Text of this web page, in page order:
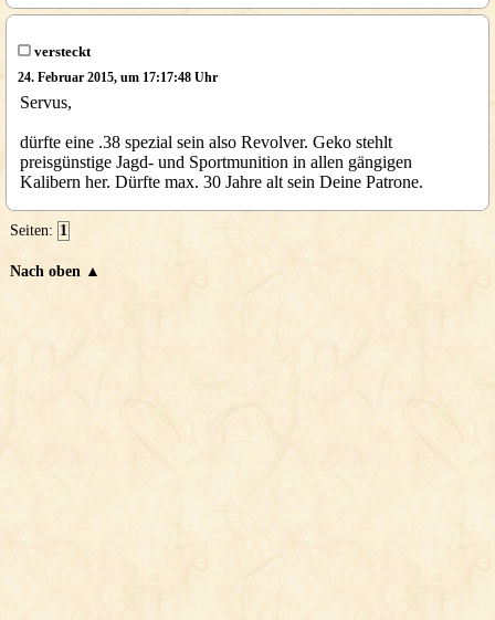
versteckt
24. Februar 2015, um 17:17:48 Uhr
Servus,
dürfte eine .38 spezial sein also Revolver. Geko stehlt
preisgünstige Jagd- und Sportmunition in allen gängigen
Kalibern her. Dürfte max. 30 Jahre alt sein Deine Patrone.
Seiten: 1
Nach oben ▲